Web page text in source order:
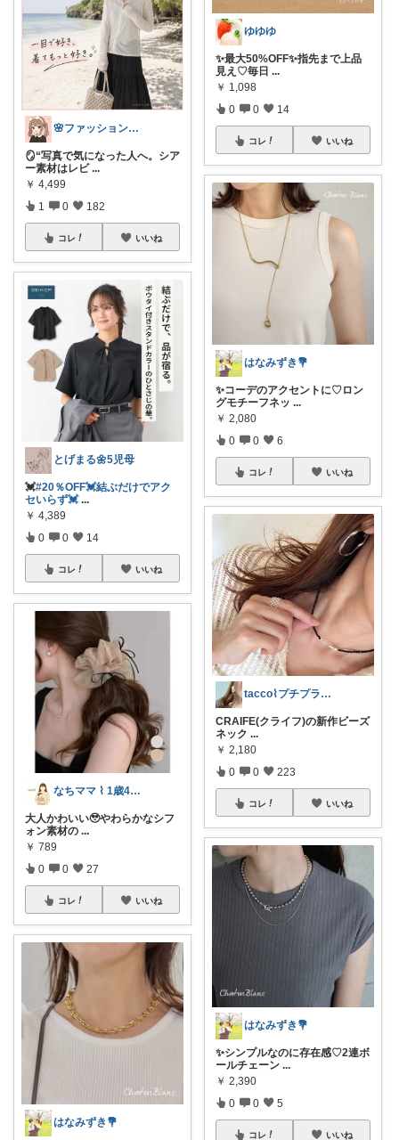
🌸ファッションハナコの可愛さラボ🌸
🪞“写真で気になった人へ。シア
ー素材はレビ ...
￥ 4,499
1 0 182
コレ いいね
とげまる🌼5児母
💓#20％OFF💓結ぶだけでアク
セいらず💓 ...
￥ 4,389
0 0 14
コレ いいね
なちママ ⌇ 1歳4歳ママ
大人かわいい🥹やわらかなシフ
ォン素材︎︎の ...
￥ 789
0 0 27
コレ いいね
はなみずき💐
ゆゆゆ
✨最大50%OFF✨指先まで上品
見え♡毎日 ...
￥ 1,098
0 0 14
コレ いいね
はなみずき💐
✨コーデのアクセントに♡ロン
グモチーフネッ ...
￥ 2,080
0 0 6
コレ いいね
tacco⌇プチプラ服と愛用品
CRAIFE(クライフ)の新作ビーズ
ネック ...
￥ 2,180
0 0 223
コレ いいね
はなみずき💐
✨シンプルなのに存在感♡2連ボ
ールチェーン ...
￥ 2,390
0 0 5
コレ いいね